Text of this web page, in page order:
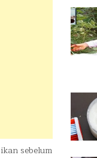
sebelum